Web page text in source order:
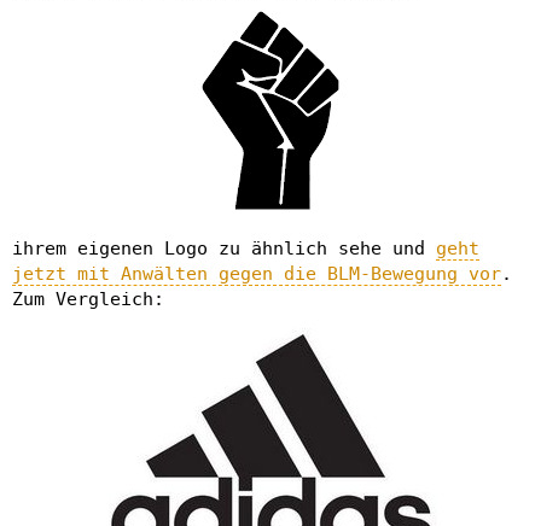
ihrem eigenen Logo zu ähnlich sehe und geht
jetzt mit Anwälten gegen die BLM-Bewegung vor.
Zum Vergleich: